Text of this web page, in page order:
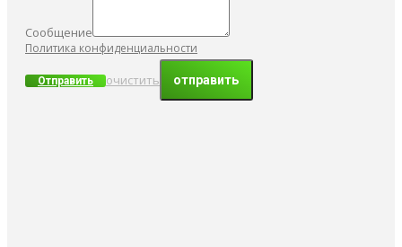
Сообщение
Политика конфиденциальности
Отправить очистить